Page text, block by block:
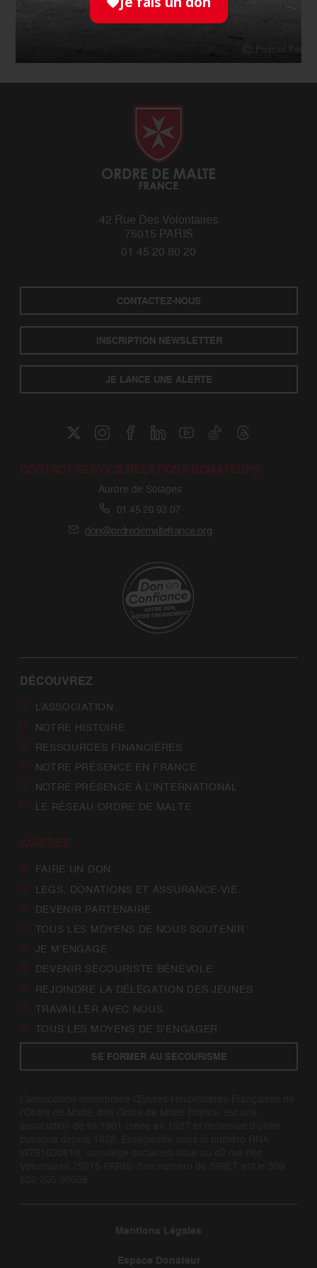
42 Rue Des Volontaires
75015 PARIS
01 45 20 80 20
CONTACTEZ-NOUS
INSCRIPTION NEWSLETTER
JE LANCE UNE ALERTE
CONTACT SERVICE RELATIONS DONATEURS
Aurore de Solages
01 45 20 93 07
don@ordredemaltefrance.org
DÉCOUVREZ
L’ASSOCIATION
NOTRE HISTOIRE
RESSOURCES FINANCIÈRES
NOTRE PRÉSENCE EN FRANCE
NOTRE PRÉSENCE À L’INTERNATIONAL
LE RÉSEAU ORDRE DE MALTE
AGISSEZ
FAIRE UN DON
LEGS, DONATIONS ET ASSURANCE-VIE
DEVENIR PARTENAIRE
TOUS LES MOYENS DE NOUS SOUTENIR
JE M’ENGAGE
DEVENIR SECOURISTE BÉNÉVOLE
REJOINDRE LA DÉLÉGATION DES JEUNES
TRAVAILLER AVEC NOUS
TOUS LES MOYENS DE S’ENGAGER
SE FORMER AU SECOURISME
Mentions Légales
Espace Donateur